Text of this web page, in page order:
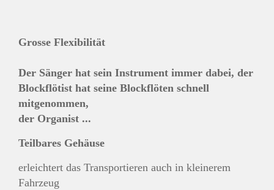
Grosse Flexibilität
Der Sänger hat sein Instrument immer dabei, der
Blockflötist hat seine Blockflöten schnell
mitgenommen,
der Organist ...
Teilbares Gehäuse
erleichtert das Transportieren auch in kleinerem
Fahrzeug